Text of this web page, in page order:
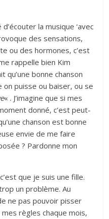
la musique ‘avec
des sensations,
ou des hormones, c’est
rappelle bien Kim
qu’une bonne chanson
on puisse ou baiser, ou se
« . J’imagine que si mes
donné, c’est peut-
chanson est bonne
envie de me faire
? Pardonne mon
que je suis une fille.
un problème. Au
ne pas pouvoir pisser
règles chaque mois,